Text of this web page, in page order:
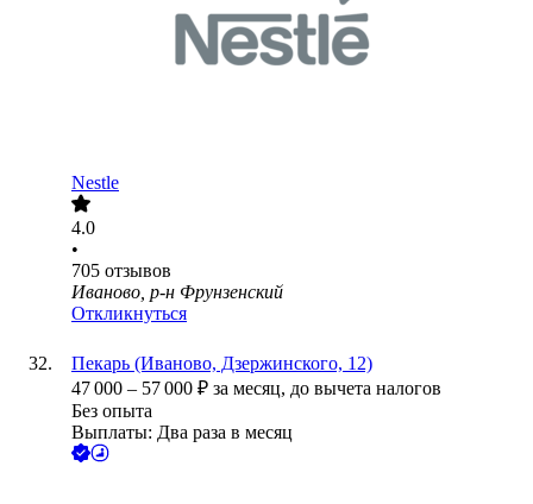
Nestle
4.0
•
705 отзывов
Иваново, р-н Фрунзенский
Откликнуться
Пекарь (Иваново, Дзержинского, 12)
47 000 – 57 000 ₽ за месяц, до вычета налогов
Без опыта
Выплаты: Два раза в месяц